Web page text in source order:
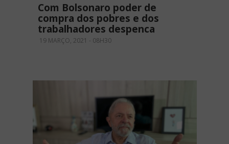
Com Bolsonaro poder de
compra dos pobres e dos
trabalhadores despenca
19 MARÇO, 2021 - 08H30